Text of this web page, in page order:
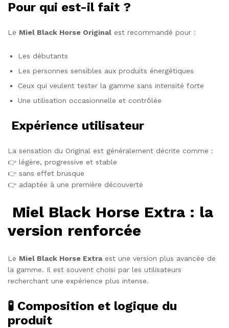
Pour qui est-il fait ?
Le Miel Black Horse Original est recommandé pour :
Les débutants
Les personnes sensibles aux produits énergétiques
Ceux qui veulent tester la gamme sans intensité forte
Une utilisation occasionnelle et contrôlée
Expérience utilisateur
La sensation du Original est généralement décrite comme :
👉 légère, progressive et stable
👉 sans effet brusque
👉 adaptée à une première découverte
Miel Black Horse Extra : la
version renforcée
Le Miel Black Horse Extraest une version plus avancée de
la gamme. Il est souvent choisi par les utilisateurs
recherchant une expérience plus intense.
🧪 Composition et logique du
produit